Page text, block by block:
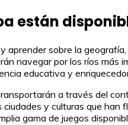
están
sobre la
navegar por los ríos
educativa y
a través del
y culturas que han
gama de juegos